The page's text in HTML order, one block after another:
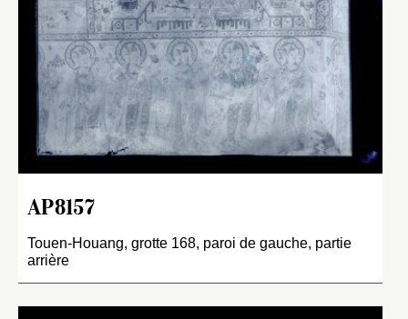
AP8157
Touen-Houang, grotte 168, paroi de gauche, partie
arrière